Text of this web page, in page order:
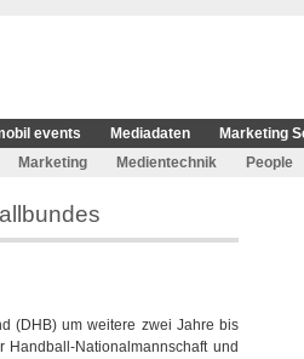
events Mediadaten
Marketing
Marketing Medientechnik People
(DHB) um weitere zwei Jahre bis
Nationalmannschaft und